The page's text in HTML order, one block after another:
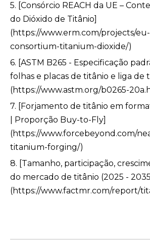
5. [Consórcio REACH da UE –
do Dióxido de Titânio]
(https://www.erm.com/projects/
consortium-titanium-dioxide/)
6. [ASTM B265 - Especificação
folhas e placas de titânio e liga de
(https://www.astm.org/b0265-
7. [Forjamento de titânio em
| Proporção Buy-to-Fly]
(https://www.forcebeyond.com/
titanium-forging/)
8. [Tamanho, participação,
do mercado de titânio (2025 -
(https://www.factmr.com/report/